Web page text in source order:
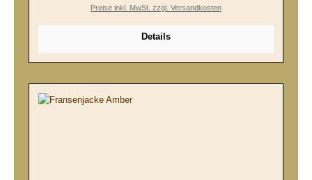
Preise inkl. MwSt. zzgl. Versandkosten
Details